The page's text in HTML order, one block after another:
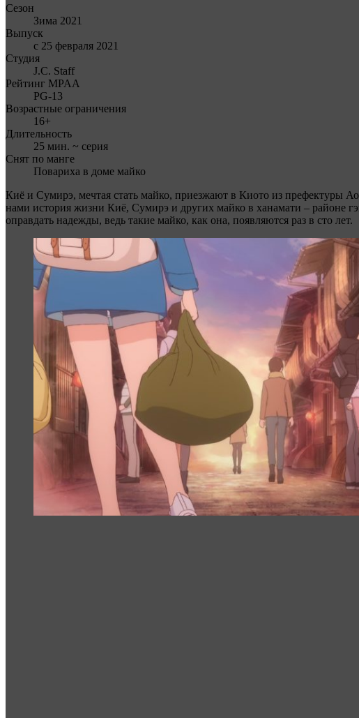
Сезон
Зима 2021
Выпуск
с 25 февраля 2021
Студия
J.C. Staff
Рейтинг MPAA
PG-13
Возрастные ограничения
16+
Длительность
25 мин. ~ серия
Снят по манге
Повариха в доме майко
Киё и Сумирэ, мечтая стать майко, приезжают в Киото из префектуры
нами история жизни Киё, Сумирэ и других майко в ханамати – районе
оправдать надежды, ведь такие майко, как она, появляются раз в сто лет.